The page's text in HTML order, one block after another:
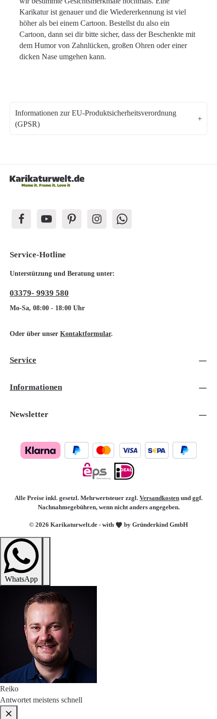
Karikatur ist genauer und die Wiedererkennung ist viel
höher als bei einem Cartoon. Bestellst du also ein
Cartoon, dann sei dir bitte sicher, dass der Beschenkte mit
dem Humor von Zahnlücken, großen Ohren oder einer
dicken Nase umgehen kann.
Informationen zur EU-Produktsicherheitsverordnung
(GPSR)
Service-Hotline
Unterstützung und Beratung unter:
03379- 9939 580
Mo-Sa, 08:00 - 18:00 Uhr
Oder über unser Kontaktformular.
Service
Informationen
Newsletter
© 2026 Karikaturwelt.de - with by Gründerkind GmbH
Alle Preise inkl. gesetzl. Mehrwertsteuer zzgl. Versandkosten und ggf.
Nachnahmegebühren, wenn nicht anders angegeben.
WhatsApp
Reiko
Antwortet meistens schnell